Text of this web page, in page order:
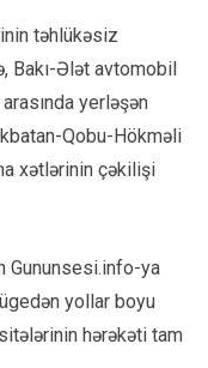
təhlükəsiz
Bakı-Ələt avtomobil
yerləşən
Qobu-Hökməli
xətlərinin çəkilişi
Gununsesi.info-ya
yollar boyu
hərəkəti tam